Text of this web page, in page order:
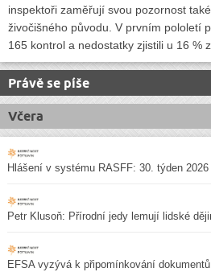
inspektoři zaměřují svou pozornost
živočišného původu. V prvním pololetí
165 kontrol a nedostatky zjistili u 16 %
Právě se píše
Včera
Hlášení v systému RASFF: 30. týden 2026
Petr Klusoň: Přírodní jedy lemují lidské
EFSA vyzývá k připomínkování